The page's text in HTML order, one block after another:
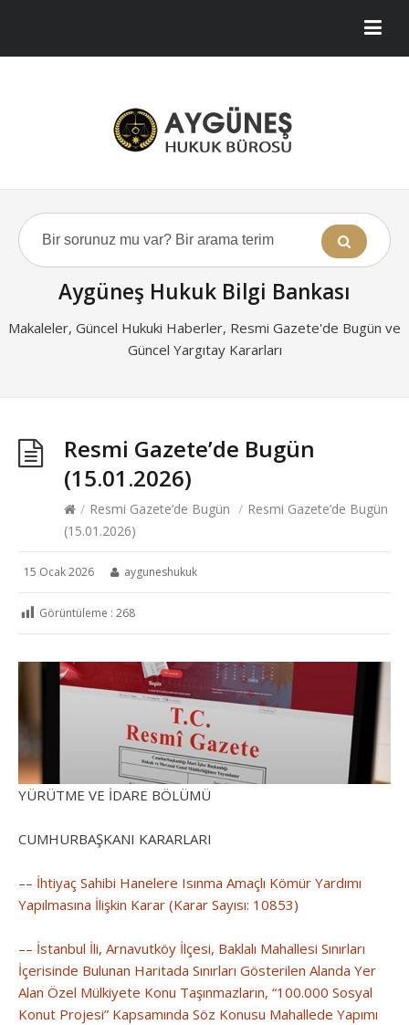
Aygüneş Hukuk Bilgi Bankası
Makaleler, Güncel Hukuki Haberler, Resmi Gazete'de Bugün ve
Güncel Yargıtay Kararları
Resmi Gazete’de Bugün
(15.01.2026)
/ Resmi Gazete’de Bugün / Resmi Gazete’de Bugün
(15.01.2026)
15 Ocak 2026 ayguneshukuk
Görüntüleme : 268
YÜRÜTME VE İDARE BÖLÜMÜ
CUMHURBAŞKANI KARARLARI
–– İhtiyaç Sahibi Hanelere Isınma Amaçlı Kömür Yardımı
Yapılmasına İlişkin Karar (Karar Sayısı: 10853)
–– İstanbul İli, Arnavutköy İlçesi, Baklalı Mahallesi Sınırları
İçerisinde Bulunan Haritada Sınırları Gösterilen Alanda Yer
Alan Özel Mülkiyete Konu Taşınmazların, “100.000 Sosyal
Konut Projesi” Kapsamında Söz Konusu Mahallede Yapımı